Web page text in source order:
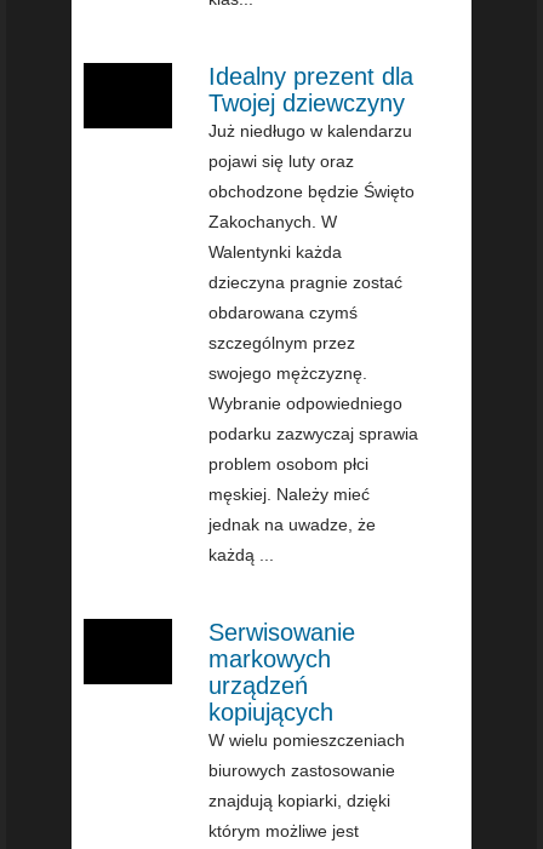
Idealny prezent dla
Twojej dziewczyny
Już niedługo w kalendarzu
pojawi się luty oraz
obchodzone będzie Święto
Zakochanych. W
Walentynki każda
dzieczyna pragnie zostać
obdarowana czymś
szczególnym przez
swojego mężczyznę.
Wybranie odpowiedniego
podarku zazwyczaj sprawia
problem osobom płci
męskiej. Należy mieć
jednak na uwadze, że
każdą ...
Serwisowanie
markowych
urządzeń
kopiujących
W wielu pomieszczeniach
biurowych zastosowanie
znajdują kopiarki, dzięki
którym możliwe jest